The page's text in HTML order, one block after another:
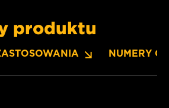
produktu
NUMERY OE